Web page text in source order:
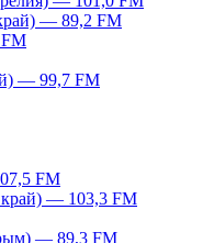
— 89,2 FM
— 99,7 FM
FM
край) — 103,3 FM
— 89,3 FM